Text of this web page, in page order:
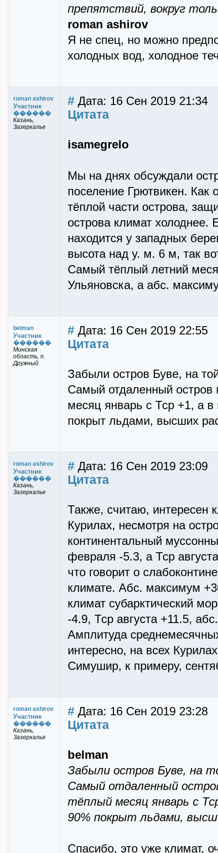
препятствий, вокруг
roman ashirov
Я не спец, но можно
холодных вод, холодное
roman ashirov
Участник
������
Казань,
Зазеркалье
# Дата: 16 Сен 2019 21:34
Цитата
isamegrelo
Мы на днях обсуждали
поселение Грютвикен. Как
тёплой части острова,
острова климат холоднее.
находится у западных
высота над у. м. 6 м, так
Самый тёплый летний
Ульяновска, а абс.
belman
Участник
������
Минская
область, п.
Дружный
# Дата: 16 Сен 2019 22:55
Цитата
Забыли остров Буве, на
Самый отдаленный
месяц январь с Тср +1, а
покрыт льдами, высших
roman ashirov
Участник
������
Казань,
Зазеркалье
# Дата: 16 Сен 2019 23:09
Цитата
Также, считаю, интересен
Курилах, несмотря на
континентальный
февраля -5.3, а Тср
что говорит о
климате. Абс. максимум
климат субарктический
-4.9, Тср августа +11.5,
Амплитуда
интересно, на всех
Симушир, к примеру,
roman ashirov
Участник
������
Казань,
Зазеркалье
# Дата: 16 Сен 2019 23:28
Цитата
belman
Забыли остров Буве, на
Самый отдаленный
тёплый месяц январь с
90% покрыт льдами,
Спасибо, это уже климат,